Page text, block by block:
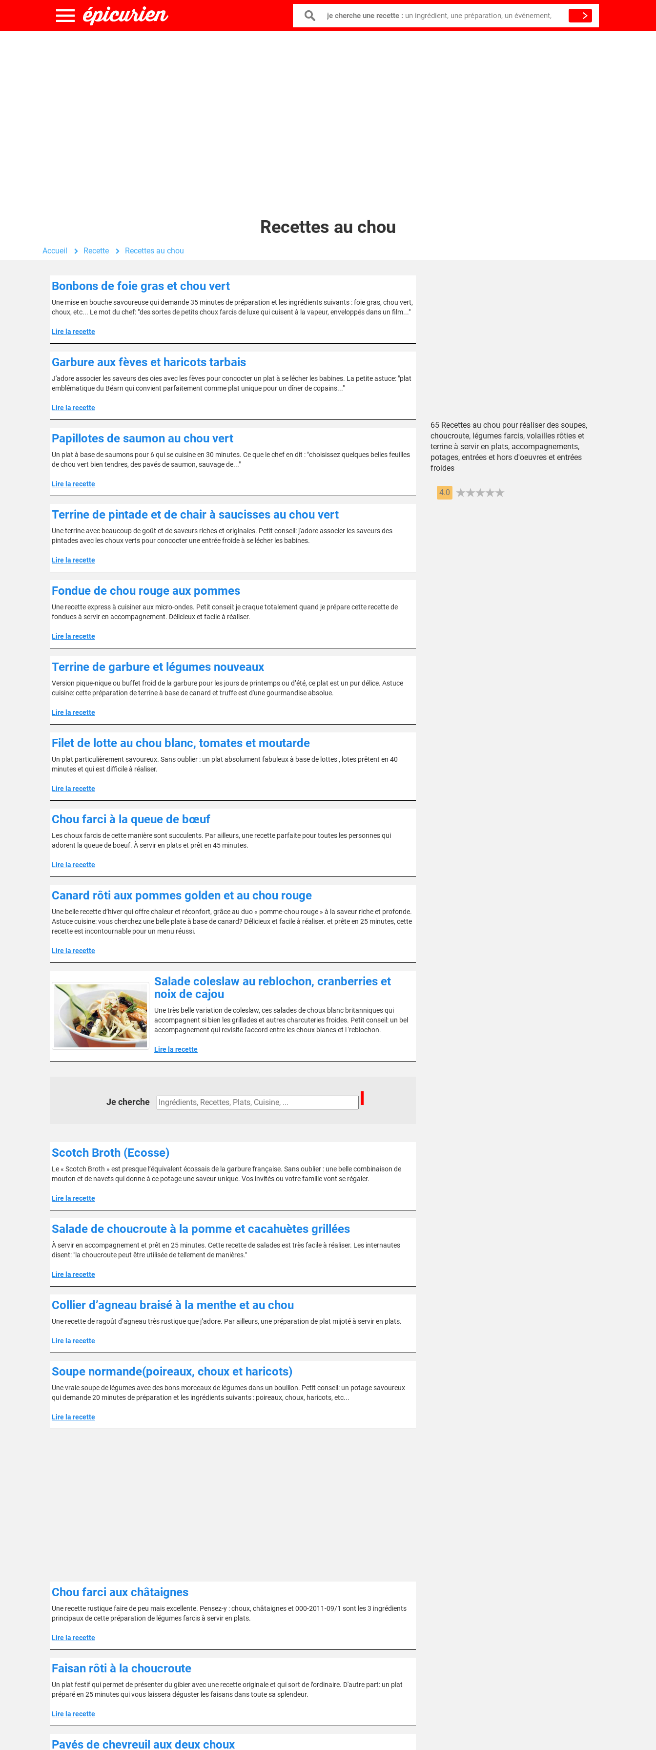
je cherche une recette : un ingrédient, une préparation, un événement,
Recettes au chou
Accueil Recette Recettes au chou
Bonbons de foie gras et chou vert
Une mise en bouche savoureuse qui demande 35 minutes de préparation et les ingrédients suivants : foie gras, chou vert,
choux, etc... Le mot du chef: "des sortes de petits choux farcis de luxe qui cuisent à la vapeur, enveloppés dans un film..."
Lire la recette
Garbure aux fèves et haricots tarbais
J'adore associer les saveurs des oies avec les fèves pour concocter un plat à se lécher les babines. La petite astuce: "plat
emblématique du Béarn qui convient parfaitement comme plat unique pour un dîner de copains..."
Lire la recette
Papillotes de saumon au chou vert
Un plat à base de saumons pour 6 qui se cuisine en 30 minutes. Ce que le chef en dit : "choisissez quelques belles feuilles
de chou vert bien tendres, des pavés de saumon, sauvage de..."
Lire la recette
Terrine de pintade et de chair à saucisses au chou vert
Une terrine avec beaucoup de goût et de saveurs riches et originales. Petit conseil: j'adore associer les saveurs des
pintades avec les choux verts pour concocter une entrée froide à se lécher les babines.
Lire la recette
Fondue de chou rouge aux pommes
Une recette express à cuisiner aux micro-ondes. Petit conseil: je craque totalement quand je prépare cette recette de
fondues à servir en accompagnement. Délicieux et facile à réaliser.
Lire la recette
Terrine de garbure et légumes nouveaux
Version pique-nique ou buffet froid de la garbure pour les jours de printemps ou d’été, ce plat est un pur délice. Astuce
cuisine: cette préparation de terrine à base de canard et truffe est d'une gourmandise absolue.
Lire la recette
Filet de lotte au chou blanc, tomates et moutarde
Un plat particulièrement savoureux. Sans oublier : un plat absolument fabuleux à base de lottes , lotes prêtent en 40
minutes et qui est difficile à réaliser.
Lire la recette
Chou farci à la queue de bœuf
Les choux farcis de cette manière sont succulents. Par ailleurs, une recette parfaite pour toutes les personnes qui
adorent la queue de boeuf. À servir en plats et prêt en 45 minutes.
Lire la recette
Canard rôti aux pommes golden et au chou rouge
Une belle recette d’hiver qui offre chaleur et réconfort, grâce au duo « pomme-chou rouge » à la saveur riche et profonde.
Astuce cuisine: vous cherchez une belle plate à base de canard? Délicieux et facile à réaliser. et prête en 25 minutes, cette
recette est incontournable pour un menu réussi.
Lire la recette
Salade coleslaw au reblochon, cranberries et
noix de cajou
Une très belle variation de coleslaw, ces salades de choux blanc britanniques qui
accompagnent si bien les grillades et autres charcuteries froides. Petit conseil: un bel
accompagnement qui revisite l'accord entre les choux blancs et l 'reblochon.
Lire la recette
Je cherche
Scotch Broth (Ecosse)
Le « Scotch Broth » est presque l’équivalent écossais de la garbure française. Sans oublier : une belle combinaison de
mouton et de navets qui donne à ce potage une saveur unique. Vos invités ou votre famille vont se régaler.
Lire la recette
Salade de choucroute à la pomme et cacahuètes grillées
À servir en accompagnement et prêt en 25 minutes. Cette recette de salades est très facile à réaliser. Les internautes
disent: "la choucroute peut être utilisée de tellement de manières."
Lire la recette
Collier d’agneau braisé à la menthe et au chou
Une recette de ragoût d’agneau très rustique que j’adore. Par ailleurs, une préparation de plat mijoté à servir en plats.
Lire la recette
Soupe normande(poireaux, choux et haricots)
Une vraie soupe de légumes avec des bons morceaux de légumes dans un bouillon. Petit conseil: un potage savoureux
qui demande 20 minutes de préparation et les ingrédients suivants : poireaux, choux, haricots, etc...
Lire la recette
Chou farci aux châtaignes
Une recette rustique faire de peu mais excellente. Pensez-y : choux, châtaignes et 000-2011-09/1 sont les 3 ingrédients
principaux de cette préparation de légumes farcis à servir en plats.
Lire la recette
Faisan rôti à la choucroute
Un plat festif qui permet de présenter du gibier avec une recette originale et qui sort de l’ordinaire. D'autre part: un plat
préparé en 25 minutes qui vous laissera déguster les faisans dans toute sa splendeur.
Lire la recette
Pavés de chevreuil aux deux choux
65 Recettes au chou pour réaliser des soupes,
choucroute, légumes farcis, volailles rôties et
terrine à servir en plats, accompagnements,
potages, entrées et hors d'oeuvres et entrées
froides
4.0